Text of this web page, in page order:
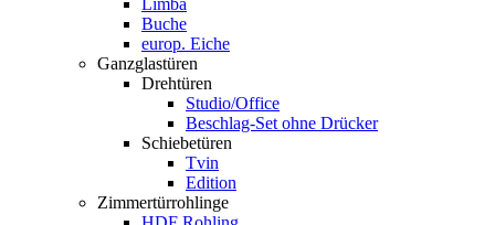
Limba
Buche
europ. Eiche
Ganzglastüren
Drehtüren
Studio/Office
Beschlag-Set ohne Drücker
Schiebetüren
Tvin
Edition
Zimmertürrohlinge